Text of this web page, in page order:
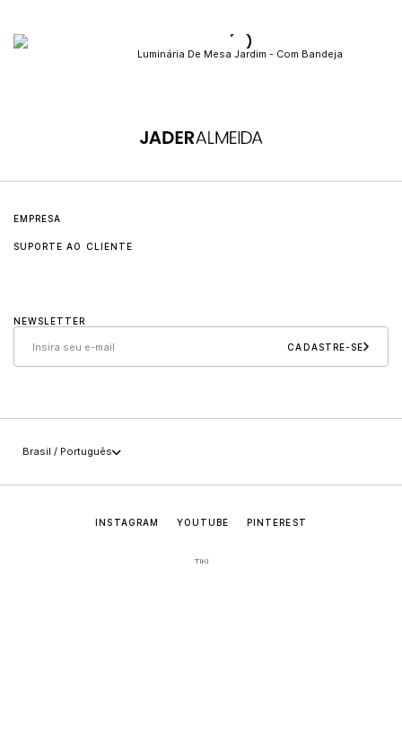
Luminária De Mesa Jardim - Com Bandeja
EMPRESA
Sollos
Carreira
SUPORTE AO CLIENTE
Cuidados e manutenção
Políticas
NEWSLETTER
CADASTRE-SE
Brasil / Português
INSTAGRAM YOUTUBE PINTEREST